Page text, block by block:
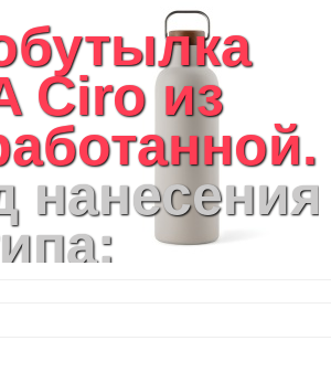
Ciro из
нанесения